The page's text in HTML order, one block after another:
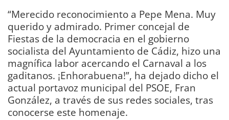
“Merecido reconocimiento a Pepe Mena. Muy
querido y admirado. Primer concejal de
Fiestas de la democracia en el gobierno
socialista del Ayuntamiento de Cádiz, hizo una
magnífica labor acercando el Carnaval a los
gaditanos. ¡Enhorabuena!”, ha dejado dicho el
actual portavoz municipal del PSOE, Fran
González, a través de sus redes sociales, tras
conocerse este homenaje.